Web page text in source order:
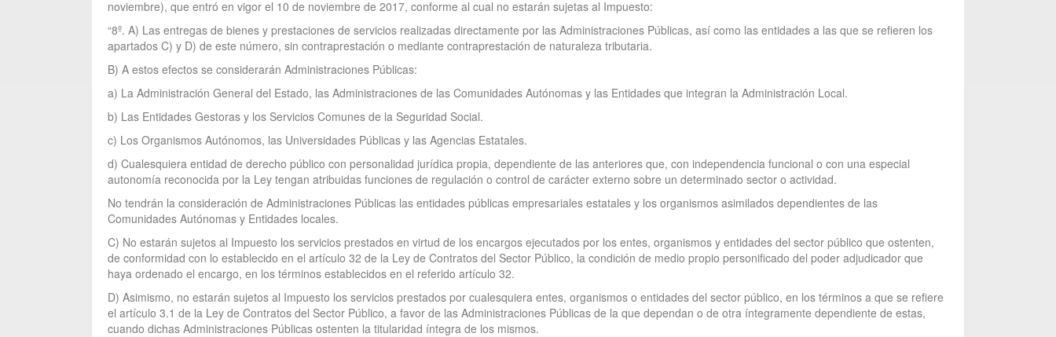
noviembre), que entró en vigor el 10 de noviembre de 2017, conforme al cual no estarán sujetas al Impuesto:
“8º. A) Las entregas de bienes y prestaciones de servicios realizadas directamente por las Administraciones Públicas, así como las entidades a las que se refieren los
apartados C) y D) de este número, sin contraprestación o mediante contraprestación de naturaleza tributaria.
B) A estos efectos se considerarán Administraciones Públicas:
a) La Administración General del Estado, las Administraciones de las Comunidades Autónomas y las Entidades que integran la Administración Local.
b) Las Entidades Gestoras y los Servicios Comunes de la Seguridad Social.
c) Los Organismos Autónomos, las Universidades Públicas y las Agencias Estatales.
d) Cualesquiera entidad de derecho público con personalidad jurídica propia, dependiente de las anteriores que, con independencia funcional o con una especial
autonomía reconocida por la Ley tengan atribuidas funciones de regulación o control de carácter externo sobre un determinado sector o actividad.
No tendrán la consideración de Administraciones Públicas las entidades públicas empresariales estatales y los organismos asimilados dependientes de las
Comunidades Autónomas y Entidades locales.
C) No estarán sujetos al Impuesto los servicios prestados en virtud de los encargos ejecutados por los entes, organismos y entidades del sector público que ostenten,
de conformidad con lo establecido en el artículo 32 de la Ley de Contratos del Sector Público, la condición de medio propio personificado del poder adjudicador que
haya ordenado el encargo, en los términos establecidos en el referido artículo 32.
D) Asimismo, no estarán sujetos al Impuesto los servicios prestados por cualesquiera entes, organismos o entidades del sector público, en los términos a que se refiere
el artículo 3.1 de la Ley de Contratos del Sector Público, a favor de las Administraciones Públicas de la que dependan o de otra íntegramente dependiente de estas,
cuando dichas Administraciones Públicas ostenten la titularidad íntegra de los mismos.